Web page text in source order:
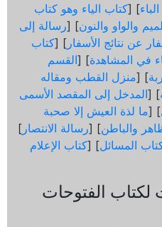
] [كتاب الياء وهو كتاب
والواو والنون] [رسالة إلى
عن نتائج الأسفار ] [كتاب
في المشاهدة] [القسم
] [منزل القطب ومقاله
] [المدخل إلى المقصد الأسمى
] [ما لذة العيش إلا صحبة
والباطن] [رسالة الانتصار ]
المسائل] [كتاب الإعلام
الفتوحات